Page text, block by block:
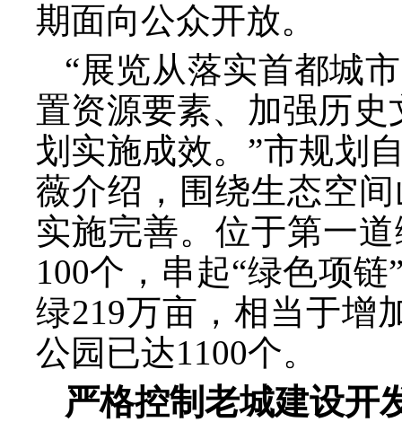
期面向公众开放。
“展览从落实首都城
置资源要素、加强历
划实施成效。”市规划
薇介绍，围绕生态空
实施完善。位于第一
100个，串起“绿色项
绿219万亩，相当于增
公园已达1100个。
严格控制老城建设开